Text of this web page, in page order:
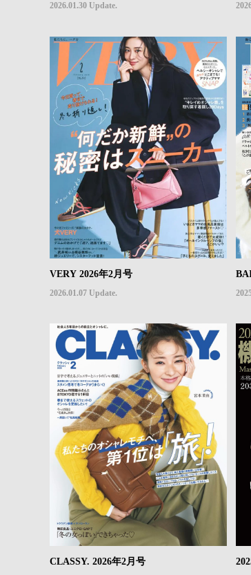
2026.01.30 Update.
VERY 2026年2月号
2026.01.07 Update.
CLASSY. 2026年2月号